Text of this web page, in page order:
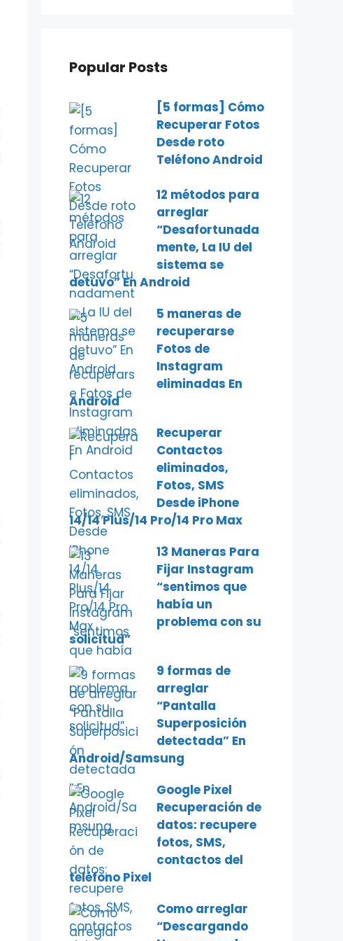
Popular Posts
[5 formas] Cómo
Recuperar Fotos
Desde roto
Teléfono Android
12 métodos para
arreglar
“Desafortunada
mente, La IU del
sistema se
detuvo” En Android
5 maneras de
recuperarse
Fotos de
Instagram
eliminadas En
Android
Recuperar
Contactos
eliminados,
Fotos, SMS
Desde iPhone
14/14 Plus/14 Pro/14 Pro Max
13 Maneras Para
Fijar Instagram
“sentimos que
había un
problema con su
solicitud”
9 formas de
arreglar
“Pantalla
Superposición
detectada” En
Android/Samsung
Google Pixel
Recuperación de
datos: recupere
fotos, SMS,
contactos del
teléfono Pixel
Como arreglar
“Descargando